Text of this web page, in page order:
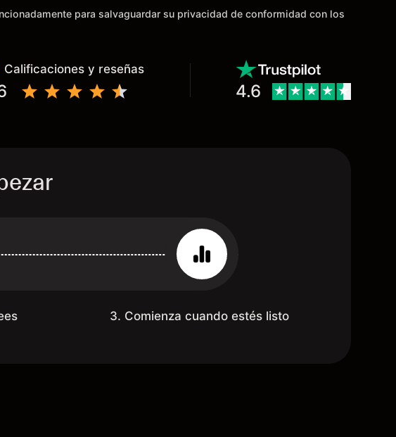
para salvaguardar su privacidad de conformidad con los
Calificaciones y reseñas
4.6
3. Comienza cuando estés listo